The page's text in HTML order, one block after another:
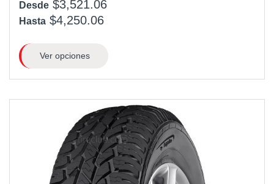
Desde $3,521.06
Hasta $4,250.06
Ver opciones